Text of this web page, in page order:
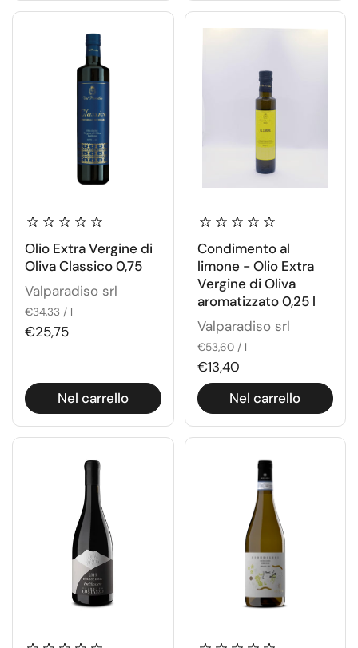
Olio Extra Vergine di
Oliva Classico 0,75
Valparadiso srl
€34,33 / l
€25,75
Nel carrello
Condimento al
limone - Olio Extra
Vergine di Oliva
aromatizzato 0,25 l
Valparadiso srl
€53,60 / l
€13,40
Nel carrello